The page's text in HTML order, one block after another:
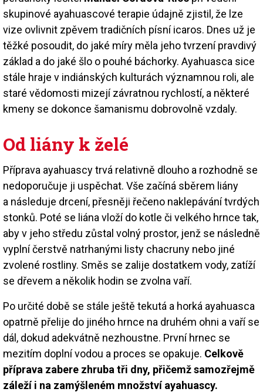
skupinové ayahuascové terapie údajně zjistil, že lze
vize ovlivnit zpěvem tradičních písní icaros. Dnes už je
těžké posoudit, do jaké míry měla jeho tvrzení pravdivý
základ a do jaké šlo o pouhé báchorky. Ayahuasca sice
stále hraje v indiánských kulturách významnou roli, ale
staré vědomosti mizejí závratnou rychlostí, a některé
kmeny se dokonce šamanismu dobrovolně vzdaly.
Od liány k želé
Příprava ayahuascy trvá relativně dlouho a rozhodně se
nedoporučuje ji uspěchat. Vše začíná sběrem liány
a následuje drcení, přesněji řečeno naklepávání tvrdých
stonků. Poté se liána vloží do kotle či velkého hrnce tak,
aby v jeho středu zůstal volný prostor, jenž se následně
vyplní čerstvě natrhanými listy chacruny nebo jiné
zvolené rostliny. Směs se zalije dostatkem vody, zatíží
se dřevem a několik hodin se zvolna vaří.
Po určité době se stále ještě tekutá a horká ayahuasca
opatrně přelije do jiného hrnce na druhém ohni a vaří se
dál, dokud adekvátně nezhoustne. První hrnec se
mezitím doplní vodou a proces se opakuje. Celkově
příprava zabere zhruba tři dny, přičemž samozřejmě
záleží i na zamýšleném množství ayahuascy.